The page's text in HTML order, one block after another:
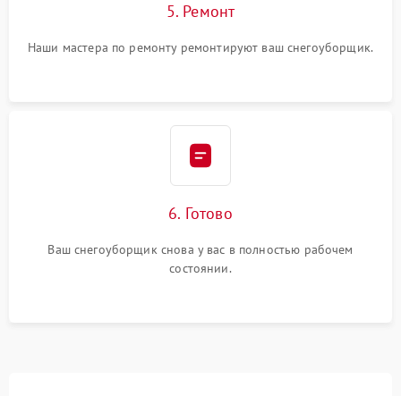
5. Ремонт
Наши мастера по ремонту ремонтируют ваш снегоуборщик.
6. Готово
Ваш снегоуборщик снова у вас в полностью рабочем
состоянии.